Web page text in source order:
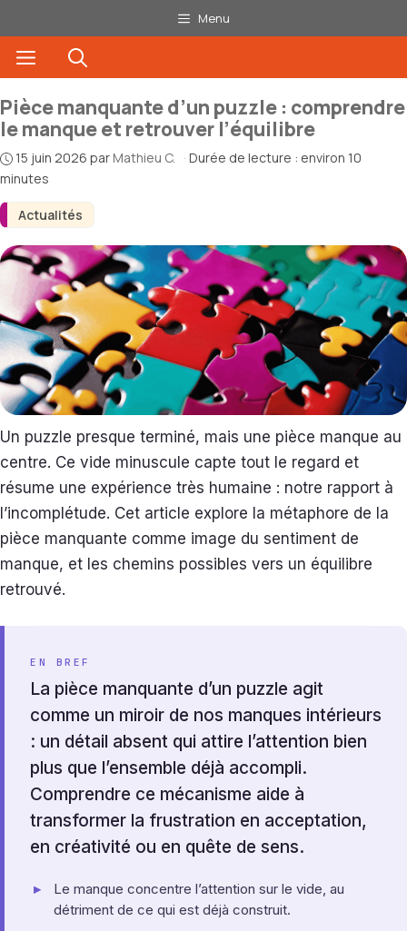
au
contenu
Menu
Menu
Actualités
Pièce manquante d’un puzzle : comprendre
le manque et retrouver l’équilibre
15 juin 2026 par Mathieu C. · Durée de lecture : environ 10
minutes
Un puzzle presque terminé, mais une pièce manque au
centre. Ce vide minuscule capte tout le regard et
résume une expérience très humaine : notre rapport à
l’incomplétude. Cet article explore la métaphore de la
pièce manquante comme image du sentiment de
manque, et les chemins possibles vers un équilibre
retrouvé.
EN BREF
La pièce manquante d’un puzzle agit
comme un miroir de nos manques intérieurs
: un détail absent qui attire l’attention bien
plus que l’ensemble déjà accompli.
Comprendre ce mécanisme aide à
transformer la frustration en acceptation,
en créativité ou en quête de sens.
Le manque concentre l’attention sur le vide, au
détriment de ce qui est déjà construit.